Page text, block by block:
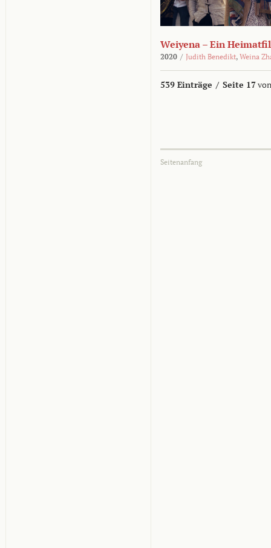
Weiyena – Ein
2020 / Judith Benedikt, Weina
539 Einträge / Seite 17
Seitenanfang